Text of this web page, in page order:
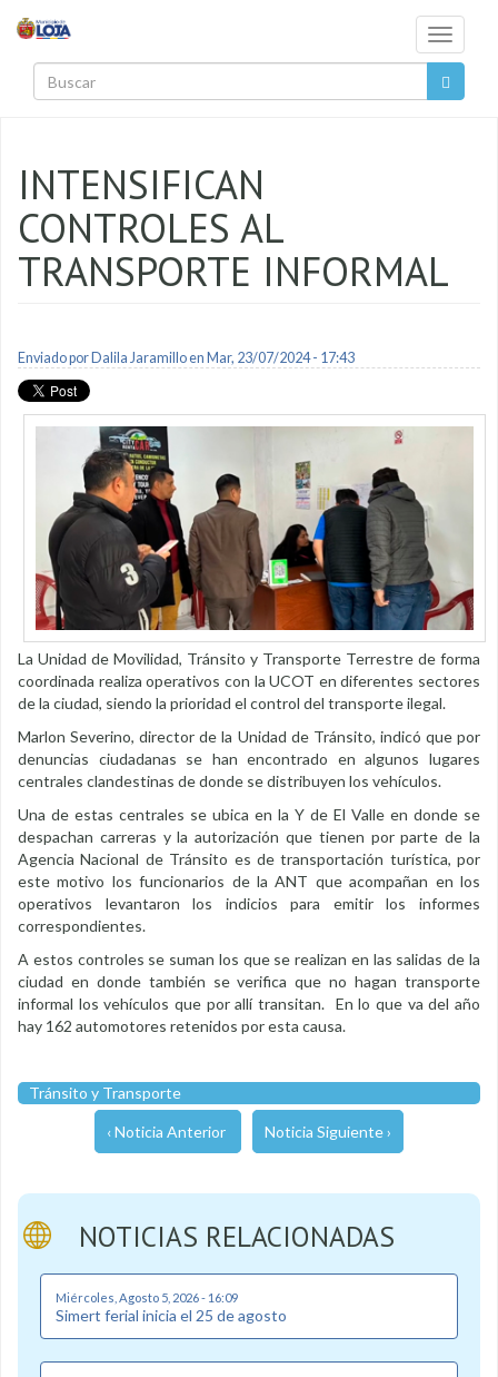
Toggle
INTENSIFICAN
CONTROLES AL
TRANSPORTE INFORMAL
Enviado por Dalila Jaramilloen Mar, 23/07/2024 - 17:43
La Unidad de Movilidad, Tránsito y Transporte Terrestre de forma
coordinada realiza operativos con la UCOT en diferentes sectores
de la ciudad, siendo la prioridad el control del transporte ilegal.
Marlon Severino, director de la Unidad de Tránsito, indicó que por
denuncias ciudadanas se han encontrado en algunos lugares
centrales clandestinas de donde se distribuyen los vehículos.
Una de estas centrales se ubica en la Y de El Valle en donde se
despachan carreras y la autorización que tienen por parte de la
Agencia Nacional de Tránsito es de transportación turística, por
este motivo los funcionarios de la ANT que acompañan en los
operativos levantaron los indicios para emitir los informes
correspondientes.
A estos controles se suman los que se realizan en las salidas de la
ciudad en donde también se verifica que no hagan transporte
informal los vehículos que por allí transitan. En lo que va del año
hay 162 automotores retenidos por esta causa.
Tránsito y Transporte
‹ Noticia Anterior Noticia Siguiente ›
NOTICIAS RELACIONADAS
Miércoles, Agosto 5, 2026 - 16:09
Simert ferial inicia el 25 de agosto